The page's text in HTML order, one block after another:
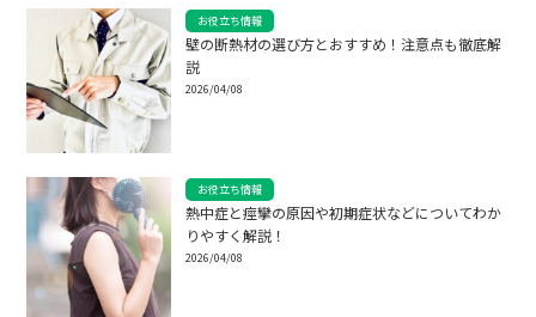
お役立ち情報
壁の断熱材の選び方とおすすめ！注意点も徹底解
説
2026/04/08
お役立ち情報
熱中症と痙攣の原因や初期症状などについてわか
りやすく解説！
2026/04/08